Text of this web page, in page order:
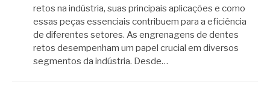
retos na indústria, suas principais aplicações e como
essas peças essenciais contribuem para a eficiência
de diferentes setores. As engrenagens de dentes
retos desempenham um papel crucial em diversos
segmentos da indústria. Desde…